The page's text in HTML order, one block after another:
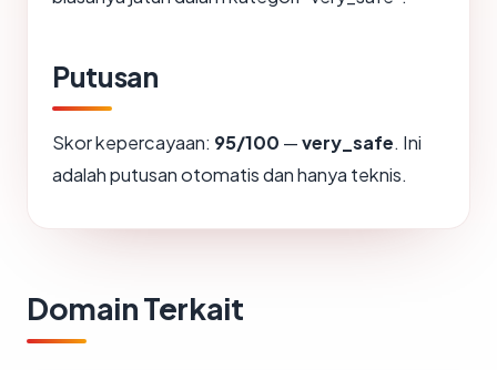
Putusan
Skor kepercayaan: 95/100 —very_safe. Ini
adalah putusan otomatis dan hanya teknis.
Domain Terkait